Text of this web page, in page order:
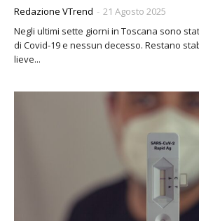
Redazione VTrend - 21 Agosto 2025
Negli ultimi sette giorni in Toscana sono
di Covid-19 e nessun decesso. Restano
lieve...